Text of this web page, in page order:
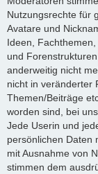
Nutzungsrechte für
Avatare und
Ideen,
und
anderweitig nicht
nicht in veränderter
Themen/Beiträge
worden sind, bei
Jede Userin und
persönlichen Daten
mit Ausnahme von
stimmen dem